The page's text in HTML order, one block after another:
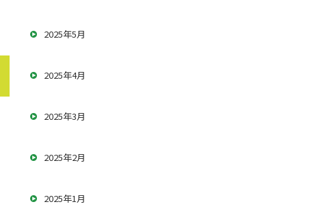
2025年5月
2025年4月
2025年3月
2025年2月
2025年1月